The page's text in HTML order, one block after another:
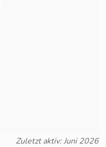
Zuletzt aktiv: Juni 2026